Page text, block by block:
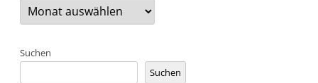
Suchen
Suchen